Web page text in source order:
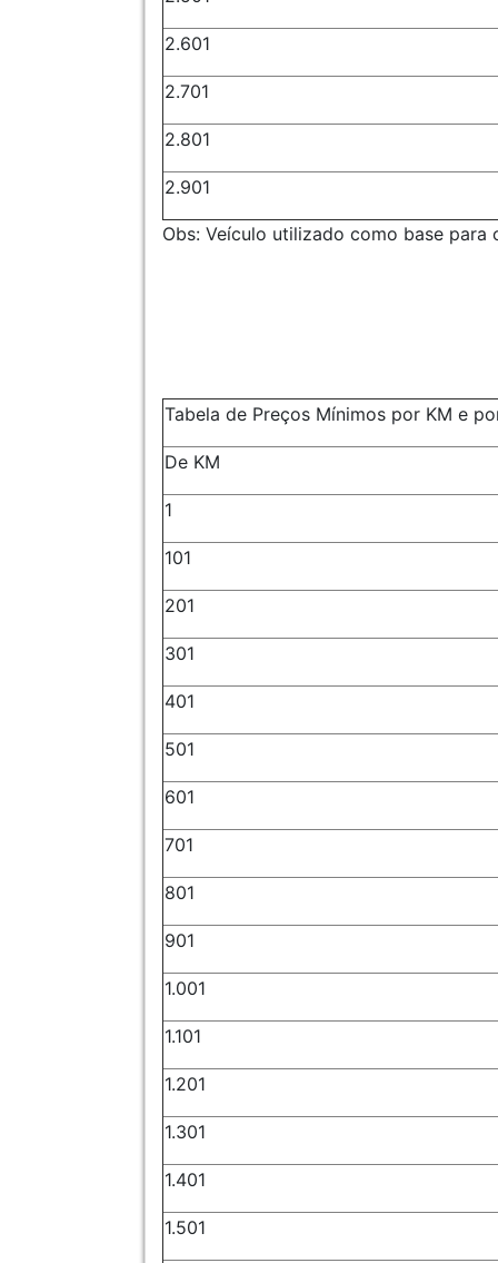
2.601
2.701
2.801
2.901
Obs: Veículo utilizado como base
Tabela de Preços Mínimos por KM e
De KM
1
101
201
301
401
501
601
701
801
901
1.001
1.101
1.201
1.301
1.401
1.501